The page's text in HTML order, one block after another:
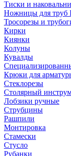
Тиски и наковальни
Ножницы для
Тросорезы и
Кирки
Киянки
Колуны
Кувалды
Крюки для
Стеклорезы
Столярный
Лобзики ручные
Струбцины
Рашпили
Монтировка
Стамески
Стусло
Рубанки